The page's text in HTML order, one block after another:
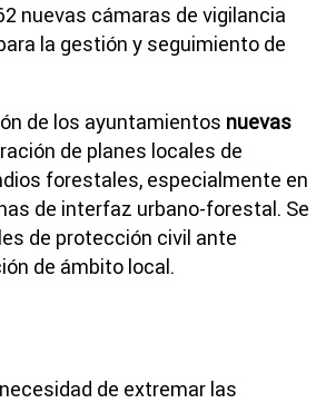
nuevas cámaras de vigilancia
la gestión y seguimiento de
de los ayuntamientos nuevas
de planes locales de
forestales, especialmente en
de interfaz urbano-forestal. Se
de protección civil ante
de ámbito local.
de extremar las